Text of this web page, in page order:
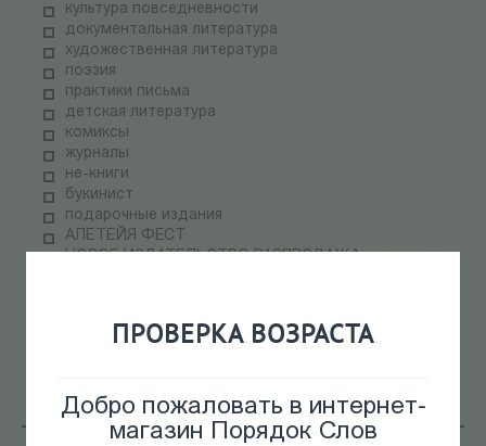
ПРОВЕРКА ВОЗРАСТА
Добро пожаловать в интернет-
магазин Порядок Слов
культура повседневности
документальная литература
художественная литература
поэзия
практики письма
детская литература
комиксы
журналы
не-книги
букинист
подарочные издания
АЛЕТЕЙЯ ФЕСТ
НОВОЕ ИЗДАТЕЛЬСТВО РАСПРОДАЖА
теория медиа